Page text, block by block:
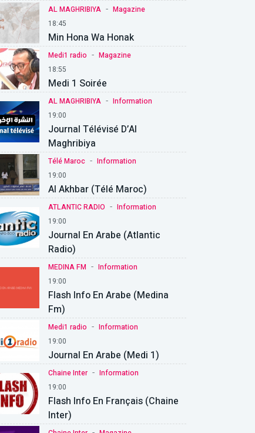
AL MAGHRIBIYA - Magazine
18:45
Min Hona Wa Honak
Medi1 radio - Magazine
18:55
Medi 1 Soirée
AL MAGHRIBIYA - Information
19:00
Journal Télévisé D’Al
Maghribiya
Télé Maroc - Information
19:00
Al Akhbar (Télé Maroc)
ATLANTIC RADIO - Information
19:00
Journal En Arabe (Atlantic
Radio)
MEDINA FM - Information
19:00
Flash Info En Arabe (Medina
Fm)
Medi1 radio - Information
19:00
Journal En Arabe (Medi 1)
Chaine Inter - Information
19:00
Flash Info En Français (chaine
Inter)